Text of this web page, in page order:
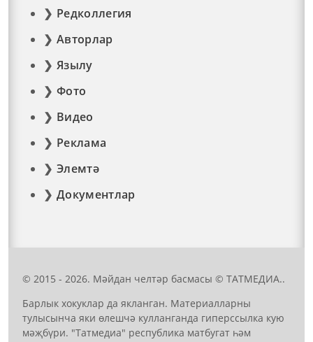
Редколлегия
Авторлар
Язылу
Фото
Видео
Реклама
Элемтә
Документлар
© 2015 - 2026. Мәйдан челтәр басмасы © ТАТМЕДИА..
Барлык хокуклар да якланган. Материалларны
тулысынча яки өлешчә кулланганда гиперссылка кую
мәҗбүри. "Татмедиа" республика матбугат һәм